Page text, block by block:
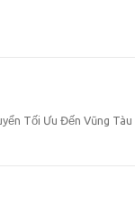
Tối Ưu Đến Vũng Tàu